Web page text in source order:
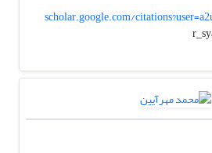
scholar.google.com/